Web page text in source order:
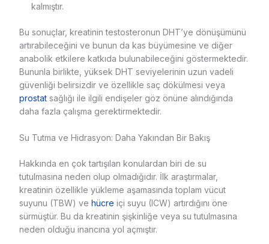
kalmıştır.
Bu sonuçlar, kreatinin testosteronun DHT’ye dönüşümünü
artırabileceğini ve bunun da kas büyümesine ve diğer
anabolik etkilere katkıda bulunabileceğini göstermektedir.
Bununla birlikte, yüksek DHT seviyelerinin uzun vadeli
güvenliği belirsizdir ve özellikle saç dökülmesi veya
prostatsağlığı ile ilgili endişeler göz önüne alındığında
daha fazla çalışma gerektirmektedir.
Su Tutma ve Hidrasyon: Daha Yakından Bir Bakış
Hakkında en çok tartışılan konulardan biri de su
tutulmasına neden olup olmadığıdır. İlk araştırmalar,
kreatinin özellikle yükleme aşamasında toplam vücut
suyunu (TBW) ve hücre içi suyu (ICW) artırdığını öne
sürmüştür. Bu da kreatinin şişkinliğe veya su tutulmasına
neden olduğu inancına yol açmıştır.